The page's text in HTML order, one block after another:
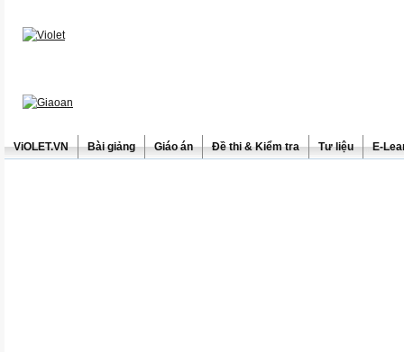
ViOLET.VN Bài giảng Giáo án Đề thi & Kiểm tra Tư liệu E-